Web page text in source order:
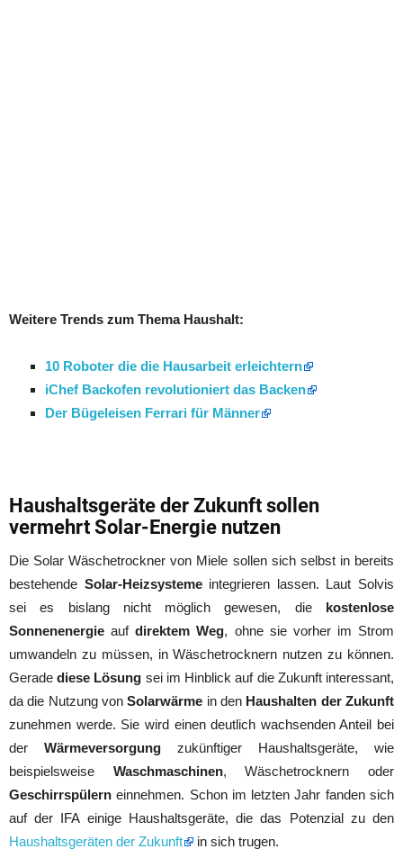
Weitere Trends zum Thema Haushalt:
10 Roboter die die Hausarbeit erleichtern
iChef Backofen revolutioniert das Backen
Der Bügeleisen Ferrari für Männer
Haushaltsgeräte der Zukunft sollen
vermehrt Solar-Energie nutzen
Die Solar Wäschetrockner von Miele sollen sich selbst in bereits
bestehende Solar-Heizsystemeintegrieren lassen. Laut Solvis
sei es bislang nicht möglich gewesen, die kostenlose
Sonnenenergie aufdirektem Weg, ohne sie vorher im Strom
umwandeln zu müssen, in Wäschetrocknern nutzen zu können.
Geradediese Lösung sei im Hinblick auf die Zukunft interessant,
da die Nutzung vonSolarwärme in den Haushalten der Zukunft
zunehmen werde. Sie wird einen deutlich wachsenden Anteil bei
der Wärmeversorgung zukünftiger Haushaltsgeräte, wie
beispielsweise Waschmaschinen, Wäschetrocknern oder
Geschirrspülern einnehmen. Schon im letzten Jahr fanden sich
auf der IFA einige Haushaltsgeräte, die das Potenzial zu den
Haushaltsgeräten der Zukunft
in sich trugen.